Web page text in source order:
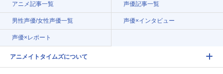
アニメ記事一覧 声優記事一覧
男性声優/女性声優一覧 声優×インタビュー
声優×レポート
アニメイトタイムズについて